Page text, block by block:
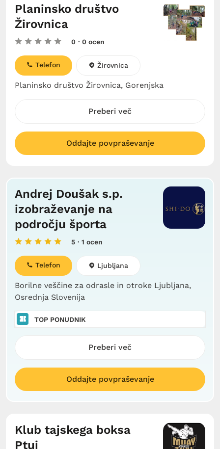
Planinsko društvo
Žirovnica
0 · 0 ocen
Planinsko društvo Žirovnica, Gorenjska
Telefon Žirovnica
Preberi več
Oddajte povpraševanje
Andrej Doušak s.p.
izobraževanje na
področju športa
5 · 1 ocen
Borilne veščine za odrasle in otroke Ljubljana,
Osrednja Slovenija
Telefon Ljubljana
TOP PONUDNIK
Preberi več
Oddajte povpraševanje
Klub tajskega boksa
Ptuj